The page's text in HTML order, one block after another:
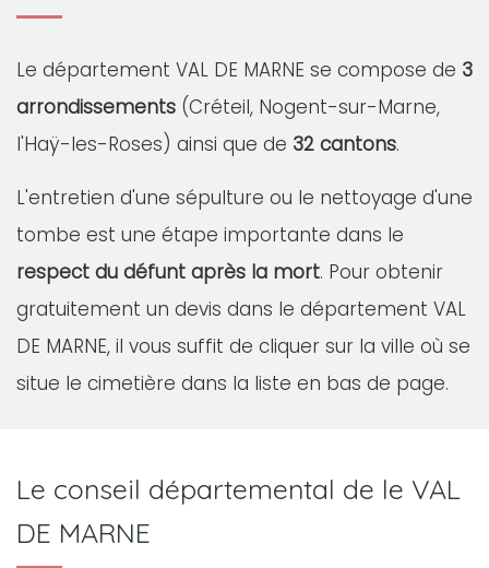
Le département VAL DE MARNE se compose de 3
arrondissements (Créteil, Nogent-sur-Marne,
l'Haÿ-les-Roses) ainsi que de 32 cantons.
L'entretien d'une sépulture ou le nettoyage d'une
tombe est une étape importante dans le
respect du défunt après la mort. Pour obtenir
gratuitement un devis dans le département VAL
DE MARNE, il vous suffit de cliquer sur la ville où se
situe le cimetière dans la liste en bas de page.
Le conseil départemental de le VAL
DE MARNE